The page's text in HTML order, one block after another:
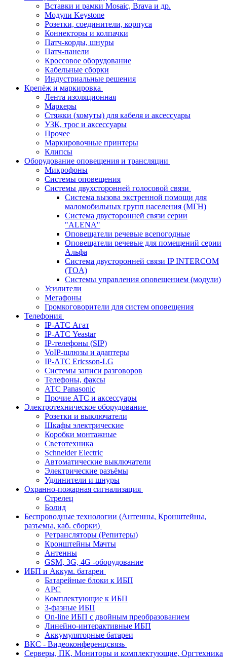
Вставки и рамки Mosaic, Brava и др.
Модули Keystone
Розетки, соединители, корпуса
Коннекторы и колпачки
Патч-корды, шнуры
Патч-панели
Кроссовое оборудование
Кабельные сборки
Индустриальные решения
Крепёж и маркировка
Лента изоляционная
Маркеры
Стяжки (хомуты) для кабеля и аксессуары
УЗК, трос и аксессуары
Прочее
Маркировочные принтеры
Клипсы
Оборудование оповещения и трансляции
Микрофоны
Системы оповещения
Системы двухсторонней голосовой связи
Система вызова экстренной помощи для
маломобильных групп населения (МГН)
Система двусторонней связи серии
"ALENA"
Оповещатели речевые всепогодные
Оповещатели речевые для помещений серии
Альфа
Система двусторонней связи IP INTERCOM
(TOA)
Системы управления оповещением (модули)
Усилители
Мегафоны
Громкоговорители для систем оповещения
Телефония
IP-АТС Агат
IP-АТС Yeastar
IP-телефоны (SIP)
VoIP-шлюзы и адаптеры
IP-АТС Ericsson-LG
Системы записи разговоров
Телефоны, факсы
АТС Panasonic
Прочие АТС и аксессуары
Электротехническое оборудование
Розетки и выключатели
Шкафы электрические
Коробки монтажные
Светотехника
Schneider Electric
Автоматические выключатели
Электрические разъёмы
Удлинители и шнуры
Охранно-пожарная сигнализация
Стрелец
Болид
Беспроводные технологии (Антенны, Кронштейны,
разъемы, каб. сборки)
Ретрансляторы (Репитеры)
Кронштейны Мачты
Антенны
GSM, 3G, 4G -оборудование
ИБП и Аккум. батареи
Батарейные блоки к ИБП
APC
Комплектующие к ИБП
3-фазные ИБП
On-line ИБП с двойным преобразованием
Линейно-интерактивные ИБП
Аккумуляторные батареи
ВКС - Видеоконференцсвязь
Серверы, ПК, Мониторы и комплектующие, Оргтехника